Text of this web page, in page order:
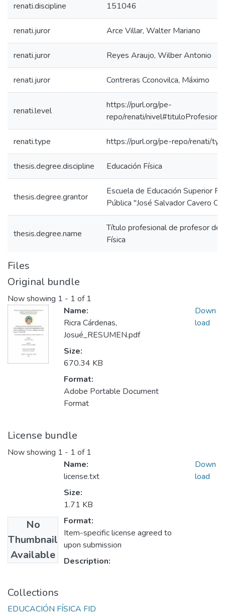
renati.discipline 151046
renati.juror Arce Villar, Walter Mariano
renati.juror Reyes Araujo, Wilber Antonio
renati.juror Contreras Cconovilca, Máximo
renati.level
https://purl.org/pe-
repo/renati/nivel#tituloProfesional
renati.type https://purl.org/pe-repo/renati/
thesis.degree.discipline Educación Física
thesis.degree.grantor
Escuela de Educación Superior
Pública "José Salvador Cavero
thesis.degree.name
Título profesional de profesor de
Física
Files
Original bundle
Now showing 1 - 1 of 1
Name:
Ricra Cárdenas,
Josué_RESUMEN.pdf
Size:
670.34 KB
Format:
Adobe Portable Document
Format
Down
load
License bundle
Now showing 1 - 1 of 1
No
Thumbnail
Available
Name:
license.txt
Size:
1.71 KB
Format:
Item-specific license agreed to
upon submission
Description:
Down
load
Collections
EDUCACIÓN FÍSICA FID